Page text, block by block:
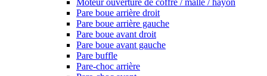
Moteur ouverture de coffre / malle / hayon
Pare boue arrière droit
Pare boue arrière gauche
Pare boue avant droit
Pare boue avant gauche
Pare buffle
Pare-choc arrière